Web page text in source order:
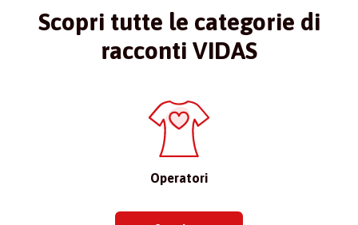
Scopri tutte le categorie di
racconti VIDAS
Operatori